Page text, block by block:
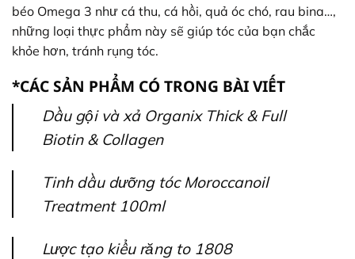
béo Omega 3 như cá thu, cá hồi, quả óc chó, rau bina…,
những loại thực phẩm này sẽ giúp tóc của bạn chắc
khỏe hơn, tránh rụng tóc.
*CÁC SẢN PHẨM CÓ TRONG BÀI VIẾT
Dầu gội và xả Organix Thick & Full
Biotin & Collagen
Tinh dầu dưỡng tóc Moroccanoil
Treatment 100ml
Lược tạo kiểu răng to 1808